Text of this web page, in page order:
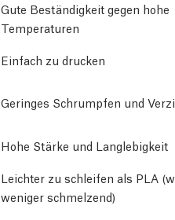
Gute Beständigkeit gegen hohe
Temperaturen
Einfach zu drucken
Geringes Schrumpfen und
Hohe Stärke und Langlebigkeit
Leichter zu schleifen als PLA
weniger schmelzend)